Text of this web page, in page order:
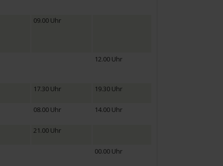
09.00 Uhr
12.00 Uhr
17.30 Uhr 19.30 Uhr
08.00 Uhr 14.00 Uhr
21.00 Uhr
00.00 Uhr